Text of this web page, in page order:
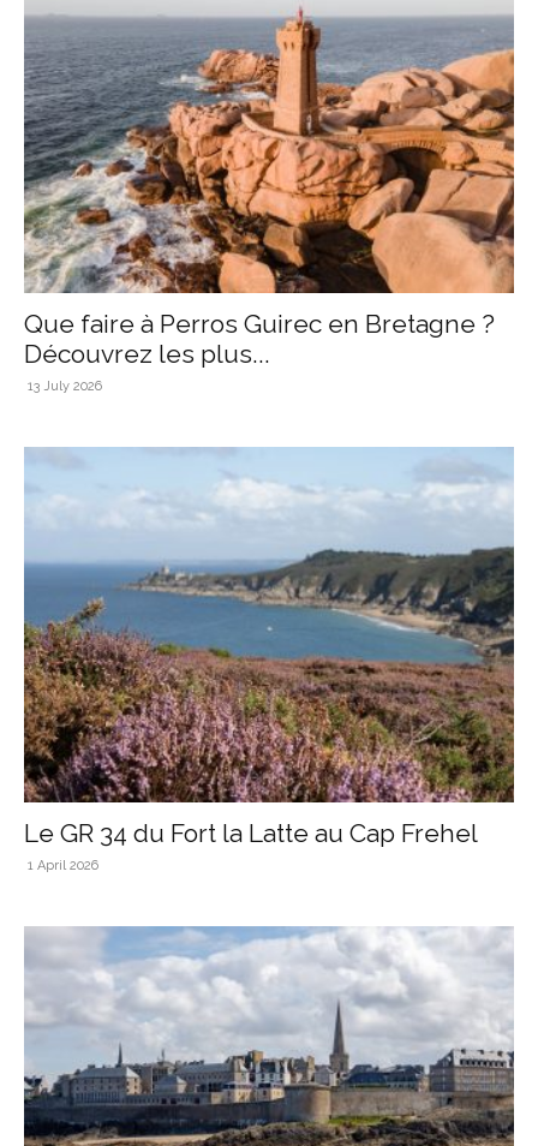
Que faire à Perros Guirec en Bretagne ?
Découvrez les plus...
13 July 2026
Le GR 34 du Fort la Latte au Cap Frehel
1 April 2026